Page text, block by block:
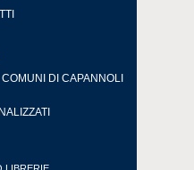
DI CAPANNOLI